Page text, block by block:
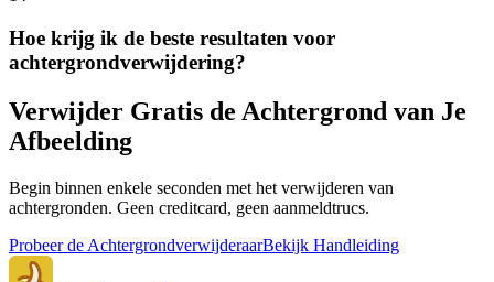
Hoe krijg ik de beste resultaten voor
achtergrondverwijdering?
Verwijder Gratis de Achtergrond van Je
Afbeelding
Begin binnen enkele seconden met het verwijderen van
achtergronden. Geen creditcard, geen aanmeldtrucs.
Probeer de AchtergrondverwijderaarBekijk Handleiding